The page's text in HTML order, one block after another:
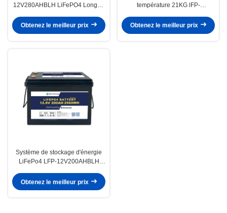
12V280AHBLH LiFePO4 Longue
inférieur à 2%
Obtenez le meilleur prix
température 21KG lFP-
Cellules prismatiques
Obtenez le meilleur prix
Système de stockage d'énergie
LiFePo4 LFP-12V200AHBLH
température de -20°C à 60°C
Obtenez le meilleur prix